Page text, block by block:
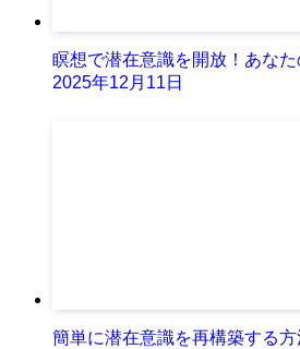
瞑想で潜在意識を開放！あな
2025年12月11日
簡単に潜在意識を再構築する